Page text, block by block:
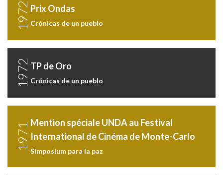
1972 Prix Ondas
Crónicas de un pueblo
1972 TP de Oro
Crónicas de un pueblo
1971 Mention spéciale UNDA au Festival
International de Cinéma de Monte-Carlo
Simposium para la paz